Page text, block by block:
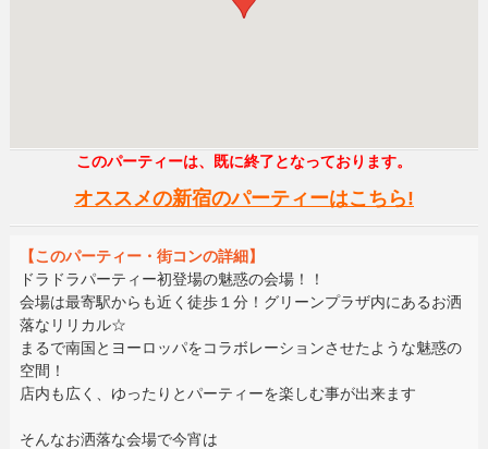
このパーティーは、既に終了となっております。
オススメの新宿のパーティーはこちら!
【このパーティー・街コンの詳細】
ドラドラパーティー初登場の魅惑の会場！！
会場は最寄駅からも近く徒歩１分！グリーンプラザ内にあるお洒
落なリリカル☆
まるで南国とヨーロッパをコラボレーションさせたような魅惑の
空間！
店内も広く、ゆったりとパーティーを楽しむ事が出来ます
そんなお洒落な会場で今宵は